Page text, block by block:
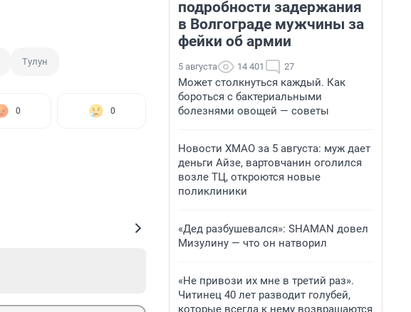
Тулун
0 0
подробности задержания
в Волгограде мужчины за
фейки об армии
5 августа 14 401 27
Может столкнуться каждый. Как
бороться с бактериальными
болезнями овощей — советы
Новости ХМАО за 5 августа: муж дает
деньги Айзе, вартовчанин оголился
возле ТЦ, откроются новые
поликлиники
«Дед разбушевался»: SHAMAN довел
Мизулину — что он натворил
«Не привози их мне в третий раз».
Читинец 40 лет разводит голубей,
которые всегда к нему возвращаются